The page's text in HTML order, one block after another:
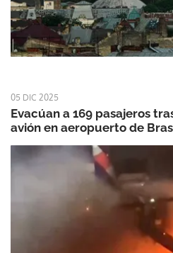
05 DIC 2025
Evacúan a 169 pasajeros
avión en aeropuerto de